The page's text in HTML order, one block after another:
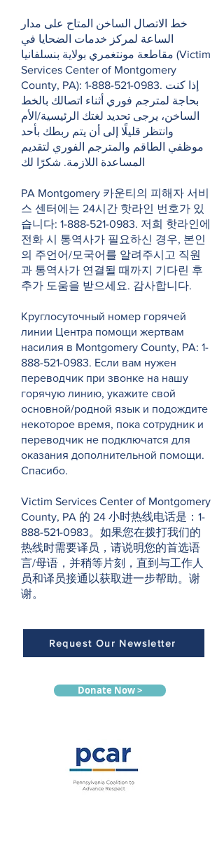
خط الاتصال الساخن المتاح على مدار
الساعة لمركز خدمات الضحايا في
مقاطعة مونتغمري بولاية بنسلفانيا (Victim
Services Center of Montgomery
County, PA): 1-888-521-0983. إذا كنت
بحاجة لمترجم فوري أثناء اتصالك بالخط
الساخن، يرجى تحديد لغتك الرئيسية/الأم
وانتظر قليلًا إلى أن يتم ربطك بأحد
موظفي الطاقم والمترجم الفوري لتقديم
المساعدة اللازمة. شكرًا لك
PA Montgomery 카운티의 피해자 서비
스 센터에는 24시간 핫라인 번호가 있
습니다: 1-888-521-0983. 저희 핫라인에
전화 시 통역사가 필요하신 경우, 본인
의 주언어/모국어를 알려주시고 직원
과 통역사가 연결될 때까지 기다린 후
추가 도움을 받으세요. 감사합니다.
Круглосуточный номер горячей
линии Центра помощи жертвам
насилия в Montgomery County, PA: 1-
888-521-0983. Если вам нужен
переводчик при звонке на нашу
горячую линию, укажите свой
основной/родной язык и подождите
некоторое время, пока сотрудник и
переводчик не подключатся для
оказания дополнительной помощи.
Спасибо.
Victim Services Center of Montgomery
County, PA 的 24 小时热线电话是：1-
888-521-0983。如果您在拨打我们的
热线时需要译员，请说明您的首选语
言/母语，并稍等片刻，直到与工作人
员和译员接通以获取进一步帮助。谢
谢。
Request Our Newsletter
Donate Now >